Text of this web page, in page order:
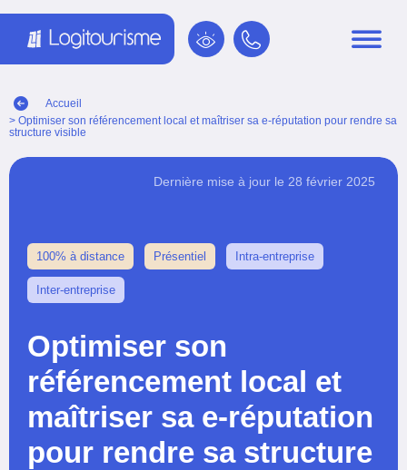
Accueil
> Optimiser son référencement local et maîtriser sa e-réputation pour rendre sa
structure visible
Dernière mise à jour le 28 février 2025
100% à distance Présentiel Intra-entreprise
Inter-entreprise
Optimiser son
référencement local et
maîtriser sa e-réputation
pour rendre sa structure